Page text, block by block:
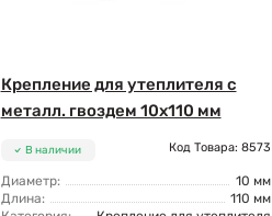
Крепление для утеплителя с
металл. гвоздем 10x110 мм
В наличии Код Товара: 8573
Диаметр:
10 мм
Длина:
110 мм